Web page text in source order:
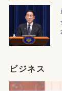
ビジネス